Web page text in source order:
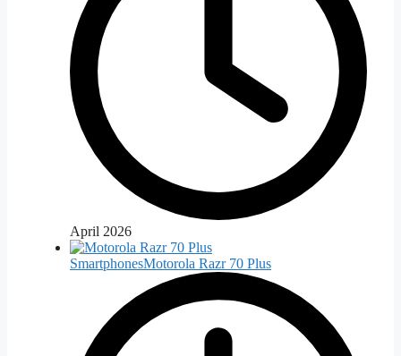
April 2026
SmartphonesMotorola Razr 70 Plus